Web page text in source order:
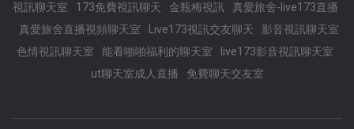
視訊聊天室
173免費視訊聊天 金瓶梅視訊
真愛旅舍-live173直播
真愛旅舍直播視頻聊天室
Live173視訊交友聊天
影音視訊聊天室
色情視訊聊天室
能看啪啪福利的聊天室
live173影音視訊聊天室
ut聊天室成人直播
免費聊天交友室